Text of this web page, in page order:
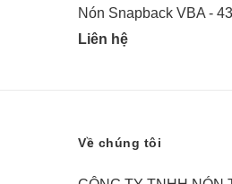
Nón Snapback VBA -
Liên hệ
Về chúng tôi